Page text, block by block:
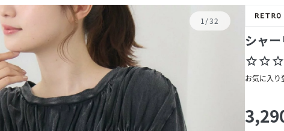
1/32
シャ
star_borderstar_borderstar_border
お気に入り